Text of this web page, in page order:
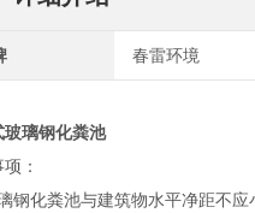
春雷环境
玻璃钢化粪池
：
钢化粪池与建筑物水平净距不